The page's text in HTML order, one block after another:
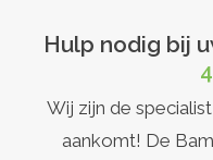
Hulp nodig bij
Wij zijn de
aankomt! De